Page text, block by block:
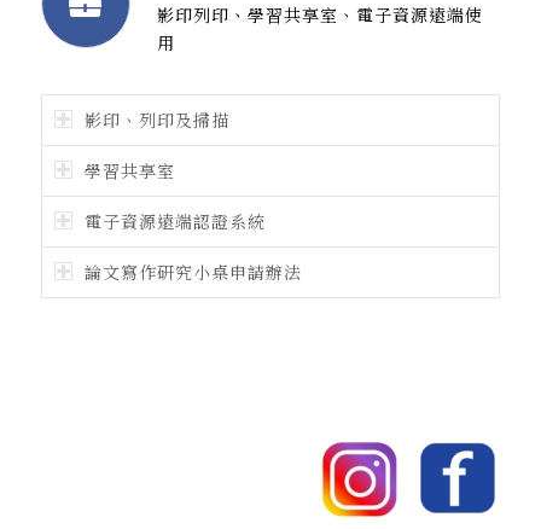
影印列印、學習共享室、電子資源遠端使
用
影印、列印及掃描
學習共享室
電子資源遠端認證系統
論文寫作研究小桌申請辦法